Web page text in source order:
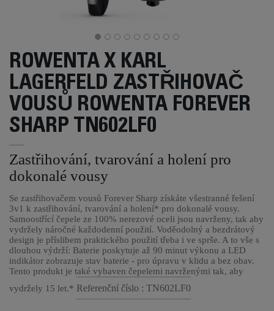
ROWENTA X KARL
LAGERFELD ZASTŘIHOVAČ
VOUSŮ ROWENTA FOREVER
SHARP TN602LF0
Zastřihování, tvarování a holení pro
dokonalé vousy
Se zastřihovačem vousů Forever Sharp získáte všestranné řešení
3v1 k zastřihování, tvarování a holení* pro dokonalé vousy.
Samoostřící čepele ze 100% nerezové oceli jsou navrženy, tak aby
vydržely náročné každodenní použití. Voděodolný a bezdrátový
design je příslibem praktického použití třeba i ve sprše. A to vše s
dlouhou výdrží: Baterie poskytuje až 90 minut výkonu a LED
indikátor zobrazuje stav baterie - pro úpravu v klidu a bez obav.
Tento produkt je také vybaven čepelemi navrženými tak, aby
vydržely 15 let.* Referenční číslo : TN602LF0